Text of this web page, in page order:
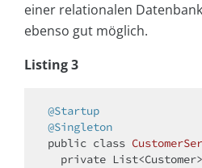
einer relationalen
ebenso gut möglich.
Listing 3
@Startup
@Singleton
public class
private